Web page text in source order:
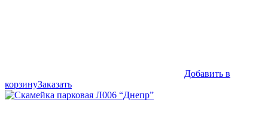
Добавить в
корзинуЗаказать